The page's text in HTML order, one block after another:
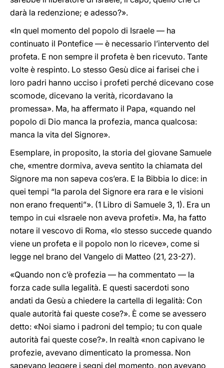
darà la redenzione; e adesso?».
«In quel momento del popolo di Israele — ha
continuato il Pontefice — è necessario l’intervento del
profeta. E non sempre il profeta è ben ricevuto. Tante
volte è respinto. Lo stesso Gesù dice ai farisei che i
loro padri hanno ucciso i profeti perché dicevano cose
scomode, dicevano la verità, ricordavano la
promessa». Ma, ha affermato il Papa, «quando nel
popolo di Dio manca la profezia, manca qualcosa:
manca la vita del Signore».
Esemplare, in proposito, la storia del giovane Samuele
che, «mentre dormiva, aveva sentito la chiamata del
Signore ma non sapeva cos’era. E la Bibbia lo dice: in
quei tempi “la parola del Signore era rara e le visioni
non erano frequenti”». (1 Libro di Samuele 3, 1). Era un
tempo in cui «Israele non aveva profeti». Ma, ha fatto
notare il vescovo di Roma, «lo stesso succede quando
viene un profeta e il popolo non lo riceve», come si
legge nel brano del Vangelo di Matteo (21, 23-27).
«Quando non c’è profezia — ha commentato — la
forza cade sulla legalità. E questi sacerdoti sono
andati da Gesù a chiedere la cartella di legalità: Con
quale autorità fai queste cose?». È come se avessero
detto: «Noi siamo i padroni del tempio; tu con quale
autorità fai queste cose?». In realtà «non capivano le
profezie, avevano dimenticato la promessa. Non
sapevano leggere i segni del momento, non avevano